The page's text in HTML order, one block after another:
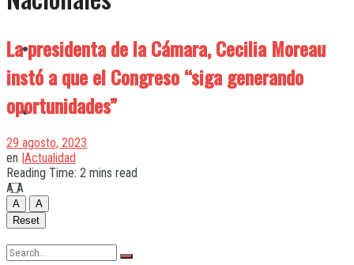
Quilmes
Varela
La presidenta de la Cámara, Cecilia Moreau
instó a que el Congreso “siga generando
oportunidades”
29 agosto, 2023
en |Actualidad
Reading Time: 2 mins read
A A
A
A
Reset